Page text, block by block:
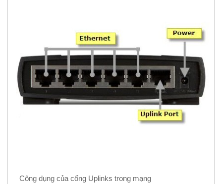
Công dụng của cổng Uplinks trong mạng